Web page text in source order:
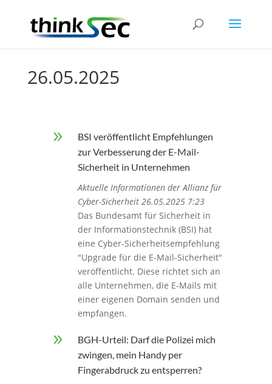
26.05.2025
9
BSI veröffentlicht Empfehlungen
zur Verbesserung der E-Mail-
Sicherheit in Unternehmen
Aktuelle Informationen der Allianz für
Cyber-Sicherheit 26.05.2025 7:23
Das Bundesamt für Sicherheit in
der Informationstechnik (BSI) hat
eine Cyber-Sicherheitsempfehlung
"Upgrade für die E-Mail-Sicherheit"
veröffentlicht. Diese richtet sich an
alle Unternehmen, die E-Mails mit
einer eigenen Domain senden und
empfangen.
9
BGH-Urteil: Darf die Polizei mich
zwingen, mein Handy per
Fingerabdruck zu entsperren?